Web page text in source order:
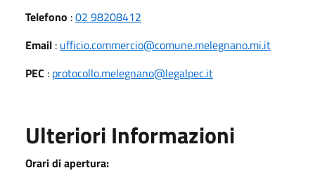
Telefono :02 98208412
Email : ufficio.commercio@comune.melegnano.mi.it
PEC : protocollo.melegnano@legalpec.it
Ulteriori Informazioni
Orari di apertura: